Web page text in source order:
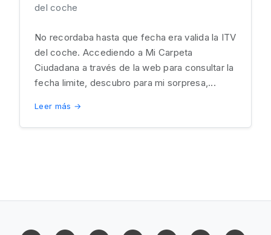
del coche
No recordaba hasta que fecha era valida la ITV
del coche. Accediendo a Mi Carpeta
Ciudadana a través de la web para consultar la
fecha limite, descubro para mi sorpresa,...
Leer más →